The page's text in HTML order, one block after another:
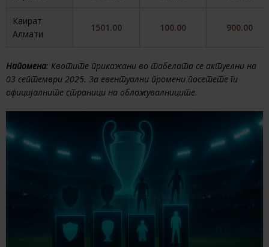
Каират
Алмати
1501.00 100.00 900.00
Напомена: Квотите прикажани во табелата се актуелни на
03 септември 2025. За евентуални промени посетете ги
официјалните страници на обложувалниците.